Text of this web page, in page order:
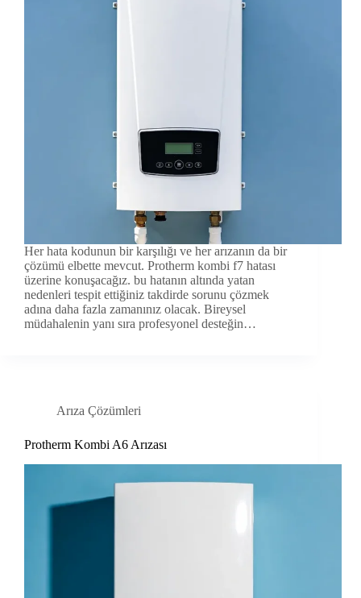
Her hata kodunun bir karşılığı ve her arızanın da bir
çözümü elbette mevcut. Protherm kombi f7 hatası
üzerine konuşacağız. bu hatanın altında yatan
nedenleri tespit ettiğiniz takdirde sorunu çözmek
adına daha fazla zamanınız olacak. Bireysel
müdahalenin yanı sıra profesyonel desteğin…
Arıza Çözümleri
Protherm Kombi A6 Arızası